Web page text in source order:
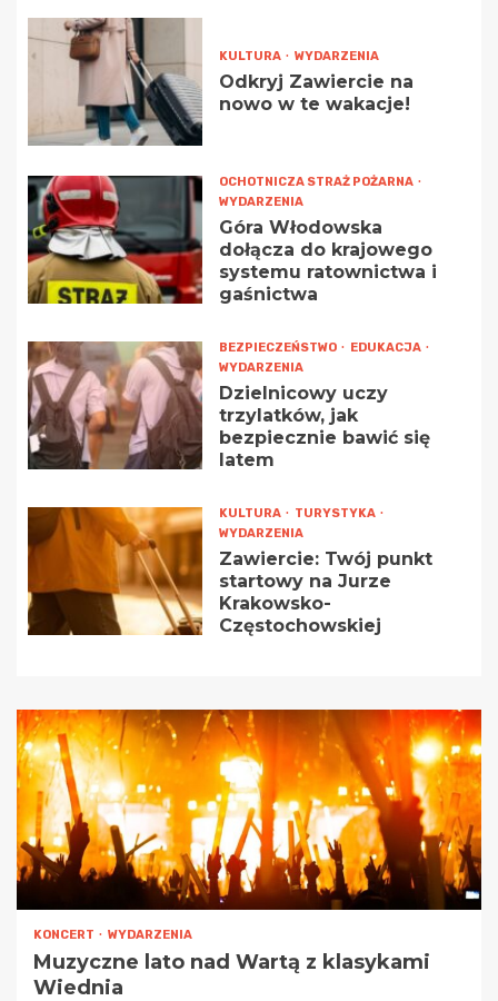
KULTURA WYDARZENIA
Odkryj Zawiercie na
nowo w te wakacje!
OCHOTNICZA STRAŻ POŻARNA
WYDARZENIA
Góra Włodowska
dołącza do krajowego
systemu ratownictwa i
gaśnictwa
BEZPIECZEŃSTWO
EDUKACJA
WYDARZENIA
Dzielnicowy uczy
trzylatków, jak
bezpiecznie bawić się
latem
KULTURA
TURYSTYKA
WYDARZENIA
Zawiercie: Twój punkt
startowy na Jurze
Krakowsko-
Częstochowskiej
KONCERT WYDARZENIA
Muzyczne lato nad Wartą z klasykami
Wiednia